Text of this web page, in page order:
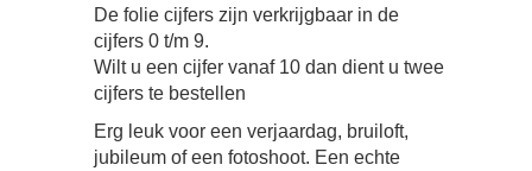
De folie cijfers zijn verkrijgbaar in de
cijfers 0 t/m 9.
Wilt u een cijfer vanaf 10 dan dient u twee
cijfers te bestellen
Erg leuk voor een verjaardag, bruiloft,
jubileum of een fotoshoot. Een echte